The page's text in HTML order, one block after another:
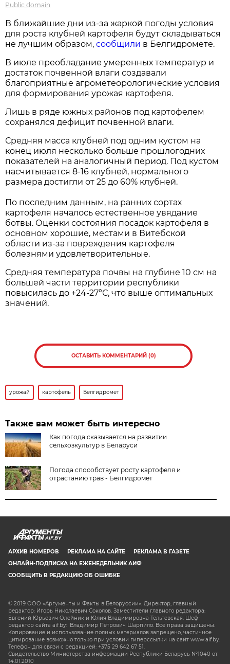
Public domain
В ближайшие дни из-за жаркой погоды условия
для роста клубней картофеля будут складываться
не лучшим образом,сообщили в Белгидромете.
В июле преобладание умеренных температур и
достаток почвенной влаги создавали
благоприятные агрометеорологические условия
для формирования урожая картофеля.
Лишь в ряде южных районов под картофелем
сохранялся дефицит почвенной влаги.
Средняя масса клубней под одним кустом на
конец июля несколько больше прошлогодних
показателей на аналогичный период. Под кустом
насчитывается 8-16 клубней, нормального
размера достигли от 25 до 60% клубней.
По последним данным, на ранних сортах
картофеля началось естественное увядание
ботвы. Оценки состояния посадок картофеля в
основном хорошие, местами в Витебской
области из-за повреждения картофеля
болезнями удовлетворительные.
Средняя температура почвы на глубине 10 см на
большей части территории республики
повысилась до +24-27°С, что выше оптимальных
значений.
ОСТАВИТЬ КОММЕНТАРИЙ (0)
урожай картофель Белгидромет
Также вам может быть интересно
Как погода сказывается на развитии
сельхозкультур в Беларуси
Погода способствует росту картофеля и
отрастанию трав - Белгидромет
AIF.BY
АРХИВ НОМЕРОВ РЕКЛАМА НА САЙТЕ
РЕКЛАМА В ГАЗЕТЕ
ОНЛАЙН-ПОДПИСКА НА ЕЖЕНЕДЕЛЬНИК АИФ
СООБЩИТЬ В РЕДАКЦИЮ ОБ ОШИБКЕ
© 2019 ООО «Аргументы и Факты в Белоруссии». Директор, главный
редактор: Игорь Николаевич Соколов. Заместители главного редактора:
Евгений Юрьевич Олейник и Юлия Владимировна Тельтевская. Шеф-
редактор сайта aif.by: Владимир Петрович Шарпило. Все права защищены.
Копирование и использование полных материалов запрещено, частичное
цитирование возможно только при условии гиперссылки на сайт www.aif.by.
Телефон для связи с редакцией: +375 29 642 67 51.
Свидетельство Министерства информации Республики Беларусь №1040 от
14.01.2010